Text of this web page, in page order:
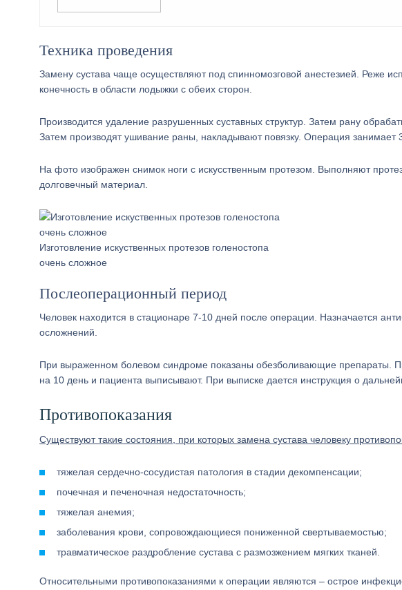
Техника проведения
Замену сустава чаще осуществляют под спинномозговой анестезией. Реже
конечность в области лодыжки с обеих сторон.
Производится удаление разрушенных суставных структур. Затем рану
Затем производят ушивание раны, накладывают повязку. Операция занимает
На фото изображен снимок ноги с искусственным протезом. Выполняют
долговечный материал.
Изготовление искуственных протезов голеностопа
очень сложное
Послеоперационный период
Человек находится в стационаре 7-10 дней после операции. Назначается
осложнений.
При выраженном болевом синдроме показаны обезболивающие препараты.
на 10 день и пациента выписывают. При выписке дается инструкция о
Противопоказания
Существуют такие состояния, при которых замена сустава человеку
тяжелая сердечно-сосудистая патология в стадии декомпенсации;
почечная и печеночная недостаточность;
тяжелая анемия;
заболевания крови, сопровождающиеся пониженной свертываемостью;
травматическое раздробление сустава с размозжением мягких тканей.
Относительными противопоказаниями к операции являются – острое